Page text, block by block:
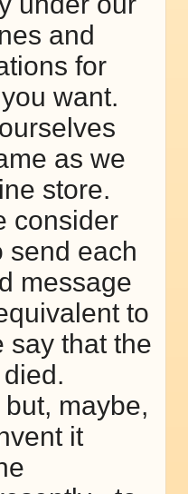
and
for
want.
as we
store.
consider
send each
message
to
say that the
maybe,
it